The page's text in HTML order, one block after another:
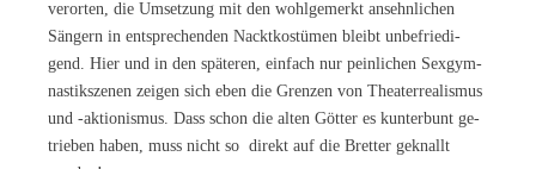
ver­or­ten, die Um­set­zung mit den wohl­ge­merkt an­sehn­li­chen
Sän­gern in ent­spre­chen­den Nackt­kos­tü­men bleibt un­be­frie­di­
gend. Hier und in den spä­te­ren, ein­fach nur pein­li­chen Sex­gym­
nas­tik­sze­nen zei­gen sich eben die Gren­zen von Thea­ter­rea­lis­mus
und -ak­tio­nis­mus. Dass schon die al­ten Göt­ter es kun­ter­bunt ge­
trie­ben ha­ben, muss nicht so di­rekt auf die Bret­ter ge­knallt